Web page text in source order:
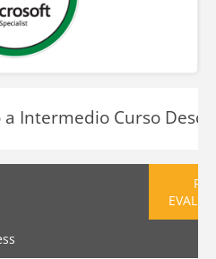
a Intermedio Curso